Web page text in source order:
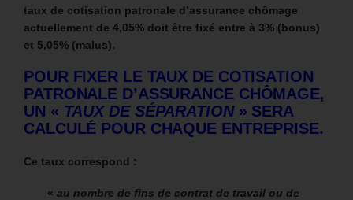
taux de cotisation patronale d’assurance chômage
actuellement de 4,05% doit être fixé entre à 3% (bonus)
et 5,05% (malus).
POUR FIXER LE TAUX DE COTISATION
PATRONALE D’ASSURANCE CHÔMAGE,
UN « TAUX DE SÉPARATION» SERA
CALCULÉ POUR CHAQUE ENTREPRISE.
Ce taux correspond :
« au nombre de fins de contrat de travail ou de